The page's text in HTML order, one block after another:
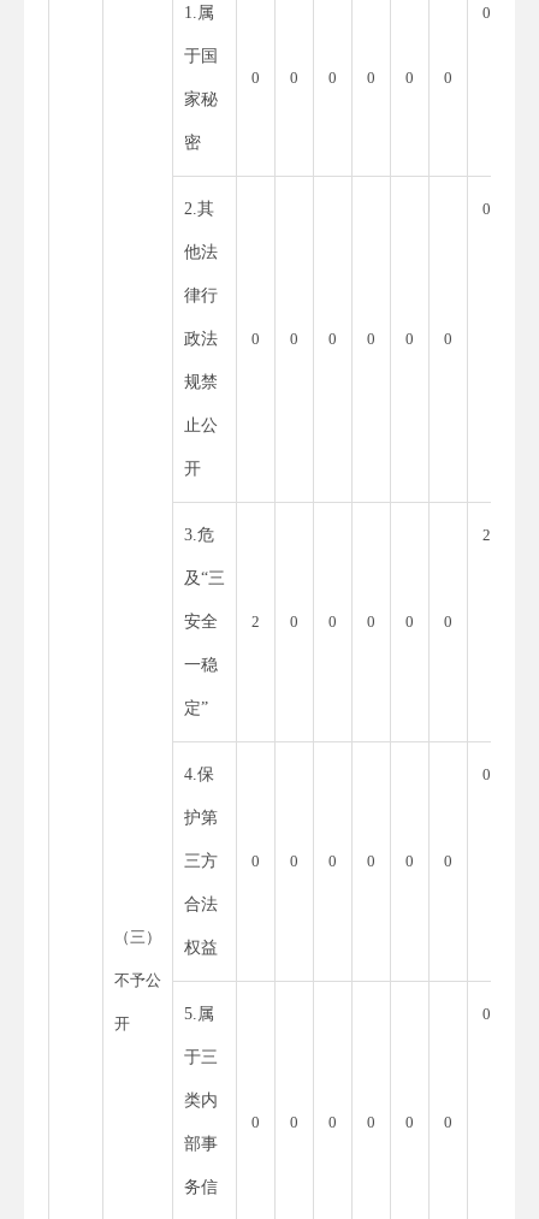
（三）
不予公
开
1.属
于国
家秘
密
0 0 0 0 0 0
0
2.其
他法
律行
政法
规禁
止公
开
0 0 0 0 0 0
0
3.危
及“三
安全
一稳
定”
2 0 0 0 0 0
2
4.保
护第
三方
合法
权益
0 0 0 0 0 0
0
5.属
于三
类内
部事
务信
0 0 0 0 0 0
0